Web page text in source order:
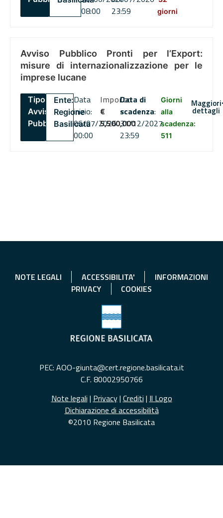
08:00
23:59
giorni
Avviso Pubblico Pronti per l’Export:
misure di internazionalizzazione per le
imprese lucane
Tipo:
Avviso
Pubblico
Ente:
Regione
Basilicata
Data
inizio:
06/07/2026
00:00
Importo
€
5,500,000
Data di
scadenza:
31/12/2027
23:59
Giorni
alla
scadenza:
511
Maggiori
dettagli
NOTE LEGALI ACCESSIBILITA'
INFORMAZIONI
PRIVACY
COOKIES
PEC: AOO-giunta@cert.regione.basilicata.it
C.F. 80002950766
Note legali | Privacy| Crediti | Il Logo
Dichiarazione di accessibilità
©2010 Regione Basilicata